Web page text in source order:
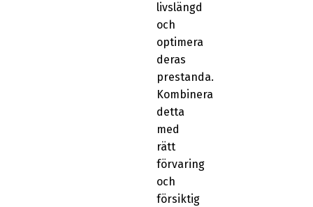
livslängd
och
optimera
deras
prestanda.
Kombinera
detta
med
rätt
förvaring
och
försiktig